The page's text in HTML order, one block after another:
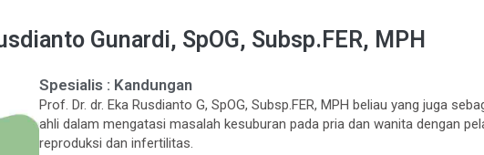
Gunardi, SpOG, Subsp.FER, MPH
Spesialis : Kandungan
Prof. Dr. dr. Eka Rusdianto G, SpOG, Subsp.FER, MPH beliau yang juga
ahli dalam mengatasi masalah kesuburan pada pria dan wanita dengan
reproduksi dan infertilitas.